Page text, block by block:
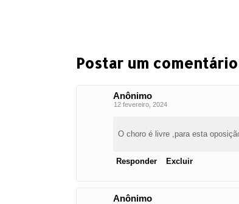
Postar um comentário
Anônimo
12 fevereiro, 2024
O choro é livre ,para esta
Responder Excluir
Anônimo